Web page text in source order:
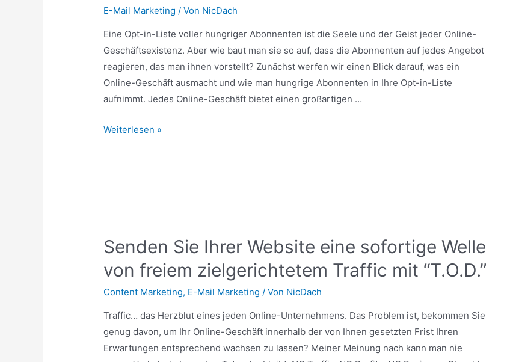
E-Mail Marketing / Von NicDach
Eine Opt-in-Liste voller hungriger Abonnenten ist die Seele und der Geist jeder Online-
Geschäftsexistenz. Aber wie baut man sie so auf, dass die Abonnenten auf jedes Angebot
reagieren, das man ihnen vorstellt? Zunächst werfen wir einen Blick darauf, was ein
Online-Geschäft ausmacht und wie man hungrige Abonnenten in Ihre Opt-in-Liste
aufnimmt. Jedes Online-Geschäft bietet einen großartigen …
Wie
hungriger
aufbaut
Weiterlesen »
Senden Sie Ihrer Website eine sofortige Welle
von freiem zielgerichtetem Traffic mit “T.O.D.”
Content Marketing, E-Mail Marketing / Von NicDach
Traffic… das Herzblut eines jeden Online-Unternehmens. Das Problem ist, bekommen Sie
genug davon, um Ihr Online-Geschäft innerhalb der von Ihnen gesetzten Frist Ihren
Erwartungen entsprechend wachsen zu lassen? Meiner Meinung nach kann man nie